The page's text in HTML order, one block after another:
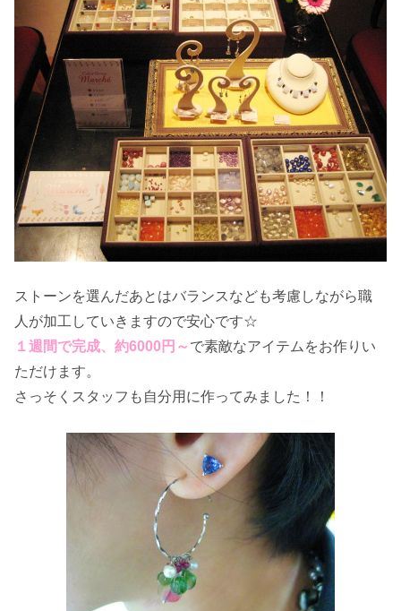
ストーンを選んだあとはバランスなども考慮しながら職
人が加工していきますので安心です☆
１週間で完成、約6000円～ で素敵なアイテムをお作りい
ただけます。
さっそくスタッフも自分用に作ってみました！！